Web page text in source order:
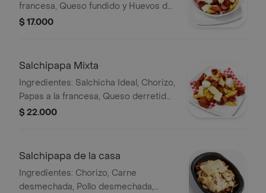
francesa, Queso fundido y Huevos de
codorniz.
$ 17.000
Salchipapa Mixta
Ingredientes: Salchicha Ideal, Chorizo,
Papas a la francesa, Queso derretido
y Huevos de codorniz.
$ 22.000
Salchipapa de la casa
Ingredientes: Chorizo, Carne
desmechada, Pollo desmechada,